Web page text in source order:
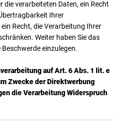
verarbeiteten Daten, ein Recht
Ihrer
Recht, die Verarbeitung Ihrer
Weiter haben Sie das
einzulegen.
auf Art. 6 Abs. 1 lit. e
Zwecke der Direktwerbung
die Verarbeitung Widerspruch